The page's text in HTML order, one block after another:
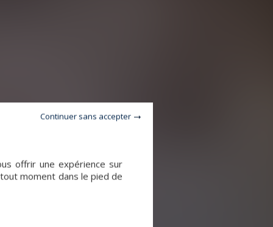
offrir une expérience sur
moment dans le pied de
Continuer sans accepter